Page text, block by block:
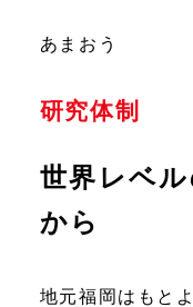
あまおう
研究体制
世界レベ
から
地元福岡はもと